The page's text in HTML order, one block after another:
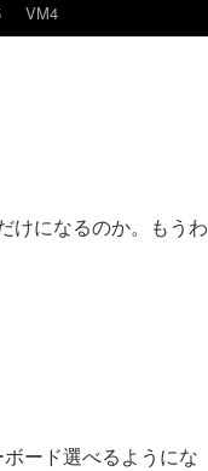
VM4
けになるのか。もうわ
ード選べるようにな